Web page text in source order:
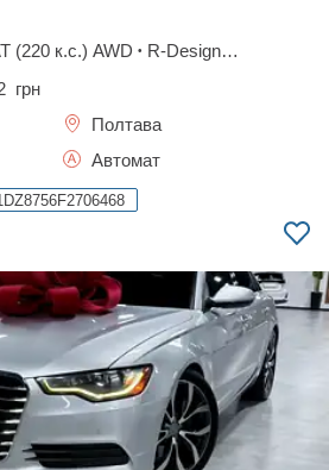
(220 к.с.) AWD • R-Design
грн
Полтава
Автомат